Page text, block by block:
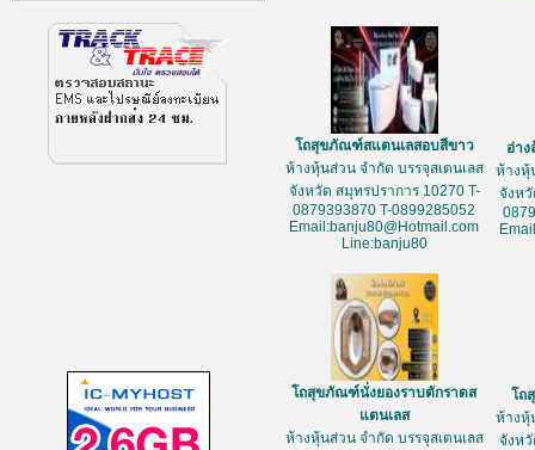
โถสุขภัณฑ์สแตนเลสอบสีขาว
ห้างหุ้นส่วน จำกัด บรรจุสเตนเลส
จังหวัด สมุทรปราการ 10270 T-
0879393870 T-0899285052
Email:banju80@Hotmail.com
Line:banju80
อ่า
ห้างหุ้
จังห
โถสุขภัณฑ์นั่งยองราบตักราดส
แตนเลส
ห้างหุ้นส่วน จำกัด บรรจุสเตนเลส
โถ
ห้างหุ้
จังห